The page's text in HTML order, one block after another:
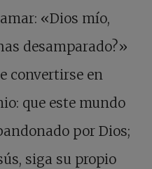
«Dios mío,
desamparado?»
convertirse en
que este mundo
por Dios;
siga su propio